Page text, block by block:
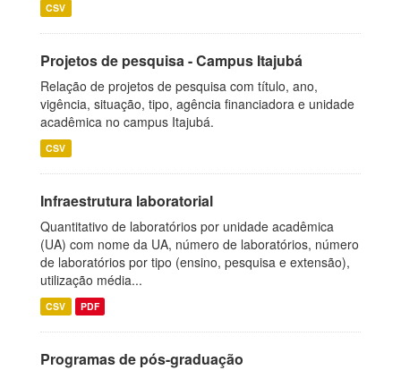
CSV
Projetos de pesquisa - Campus Itajubá
Relação de projetos de pesquisa com título, ano,
vigência, situação, tipo, agência financiadora e unidade
acadêmica no campus Itajubá.
CSV
Infraestrutura laboratorial
Quantitativo de laboratórios por unidade acadêmica
(UA) com nome da UA, número de laboratórios, número
de laboratórios por tipo (ensino, pesquisa e extensão),
utilização média...
CSV PDF
Programas de pós-graduação